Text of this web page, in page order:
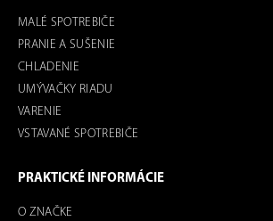
MALÉ SPOTREBIČE
PRANIE A SUŠENIE
CHLADENIE
UMÝVAČKY RIADU
VARENIE
VSTAVANÉ SPOTREBIČE
PRAKTICKÉ INFORMÁCIE
O ZNAČKE